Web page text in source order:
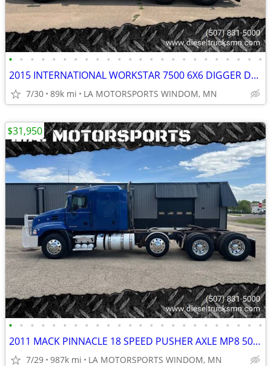
• • • • • • • • • • • • • • • • • • • • • • • •
2015 INTERNATIONAL WORKSTAR 7500 6X6 DIGGER DERRICK 88K MILES AUTO
7/30 89k mi LA MOTORSPORTS WINDOM, MN
• • • • • • • • • • • • • • • • • • • • • • • •
2011 MACK PINNACLE 18 SPEED PUSHER AXLE MP8 505HP LOW RISE 986K MILES
7/29 987k mi LA MOTORSPORTS WINDOM, MN
$31,950